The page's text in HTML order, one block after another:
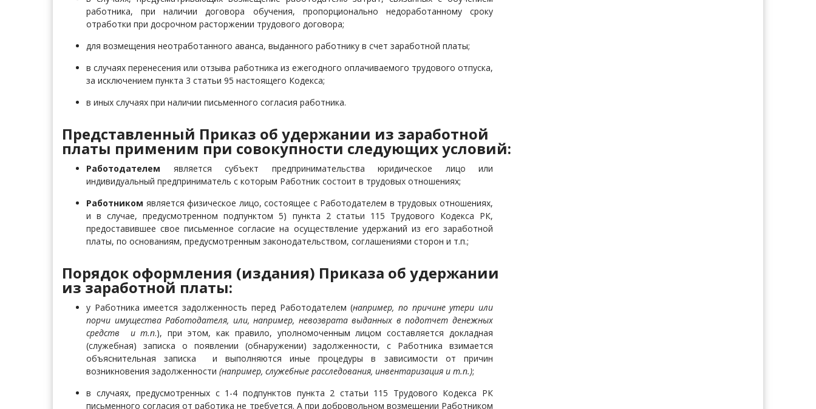
работника, при наличии договора обучения, пропорционально недоработанному сроку
отработки при досрочном расторжении трудового договора;
для возмещения неотработанного аванса, выданного работнику в счет заработной платы;
в случаях перенесения или отзыва работника из ежегодного оплачиваемого трудового отпуска,
за исключением пункта 3 статьи 95 настоящего Кодекса;
в иных случаях при наличии письменного согласия работника.
Представленный Приказ об удержании из заработной
платы применим при совокупности следующих условий:
Работодателем является субъект предпринимательства юридическое лицо или
индивидуальный предприниматель с которым Работник состоит в трудовых отношениях;
Работником является физическое лицо, состоящее с Работодателем в трудовых отношениях,
и в случае, предусмотренном подпунктом 5) пункта 2 статьи 115 Трудового Кодекса РК,
предоставившее свое письменное согласие на осуществление удержаний из его заработной
платы, по основаниям, предусмотренным законодательством, соглашениями сторон и т.п.;
Порядок оформления (издания) Приказа об удержании
из заработной платы:
у Работника имеется задолженность перед Работодателем (например, по причине утери или
порчи имущества Работодателя, или, например, невозврата выданных в подотчет денежных
средств и т.п.), при этом, как правило, уполномоченным лицом составляется докладная
(служебная) записка о появлении (обнаружении) задолженности, с Работника взимается
объяснительная записка ​ и выполняются иные процедуры в зависимости от причин
возникновения задолженности (например, служебные расследования, инвентаризация и т.п.);
в случаях, предусмотренных с 1-4 подпунктов пункта 2 статьи 115 Трудового Кодекса РК
письменного согласия от работика не требуется. А при добровольном возмещении Работником